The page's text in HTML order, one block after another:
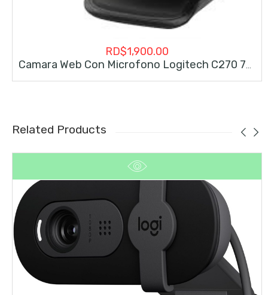
RD$1,900.00
Camara Web Con Microfono Logitech C270 720p
Related Products